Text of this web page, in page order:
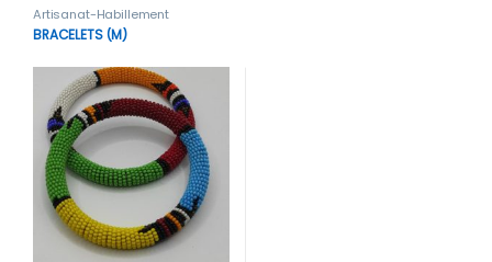
u
Artisanat-Habillement
BRACELETS (M)